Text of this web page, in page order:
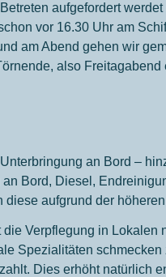
aufgefordert
vor 16.30 Uhr am
am Abend gehen wir
also
an Bord –
Bord, Diesel,
aufgrund der
die Verpflegung in
Spezialitäten
Dies erhöht natürlich